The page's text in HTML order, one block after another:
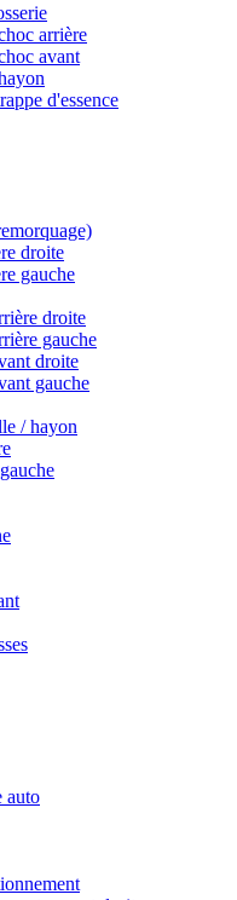
arrière
avant
d'essence
droite
gauche
droite
gauche
droite
gauche
/ hayon
auto